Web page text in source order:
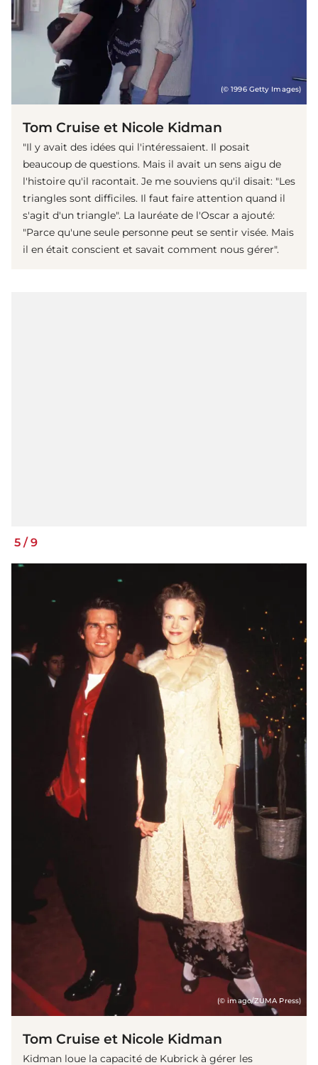
(© 1996 Getty Images)
Tom Cruise et Nicole Kidman
"Il y avait des idées qui l'intéressaient. Il posait
beaucoup de questions. Mais il avait un sens aigu de
l'histoire qu'il racontait. Je me souviens qu'il disait: "Les
triangles sont difficiles. Il faut faire attention quand il
s'agit d'un triangle". La lauréate de l'Oscar a ajouté:
"Parce qu'une seule personne peut se sentir visée. Mais
il en était conscient et savait comment nous gérer".
5 / 9
(© imago/ZUMA Press)
Tom Cruise et Nicole Kidman
Kidman loue la capacité de Kubrick à gérer les